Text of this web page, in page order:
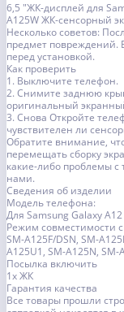
6,5 "ЖК-дисплей для
A125W ЖК-сенсорный
Несколько советов:
предмет повреждений.
перед установкой.
Как проверить
1. Выключите телефон.
2. Снимите заднюю
оригинальный
3. Снова Откройте
чувствителен ли
Обратите внимание,
перемещать сборку
какие-либо проблемы с
нами.
Сведения об изделии
Модель телефона:
Для Samsung Galaxy A12
Режим совместимости
SM-A125F/DSN, SM-
A125U1, SM-A125N, SM-
Посылка включить
1x ЖК
Гарантия качества
Все товары прошли